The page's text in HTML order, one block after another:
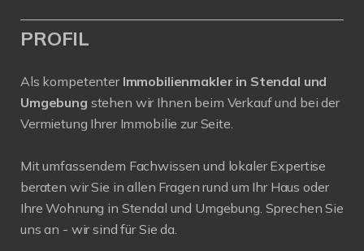
PROFIL
Als kompetenter Immobilienmakler in Stendal und
Umgebung stehen wir Ihnen beim Verkauf und bei der
Vermietung Ihrer Immobilie zur Seite.
Mit umfassendem Fachwissen und lokaler Expertise
beraten wir Sie in allen Fragen rund um Ihr Haus oder
Ihre Wohnung in Stendal und Umgebung. Sprechen Sie
uns an - wir sind für Sie da.